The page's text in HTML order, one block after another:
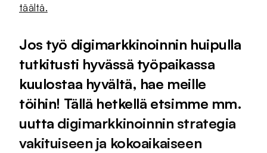
täältä.
Jos työ digimarkkinoinnin huipulla
tutkitusti hyvässä työpaikassa
kuulostaa hyvältä, hae meille
töihin! Tällä hetkellä etsimme mm.
uutta digimarkkinoinnin strategia
vakituiseen ja kokoaikaiseen